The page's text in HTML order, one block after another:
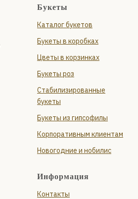
Букеты
Каталог букетов
Букеты в коробках
Цветы в корзинках
Букеты роз
Стабилизированные
букеты
Букеты из гипсофилы
Корпоративным клиентам
Новогодние и нобилис
Информация
Контакты